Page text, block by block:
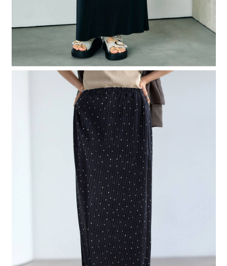
３．未成年的使用者請事先徵得法定代理人或監護人之同意方可使用
「AFTEE先享後付」，若未經同意申辦者引起之損失，本公司不負相關責
４．使用「AFTEE先享後付」時，將依據個別帳號之用戶狀況，依本公司即
時審查核予不同之上限額度；若仍有額度不足之情形，本公司將視審查結果
請求用戶進行身份認證。
５．嚴禁一人註冊多個帳號或使用他人資訊註冊。若發現惡意使用之情形，
恩沛科技股份有限公司將有權停止該用戶之使用額度並採取法律行動。